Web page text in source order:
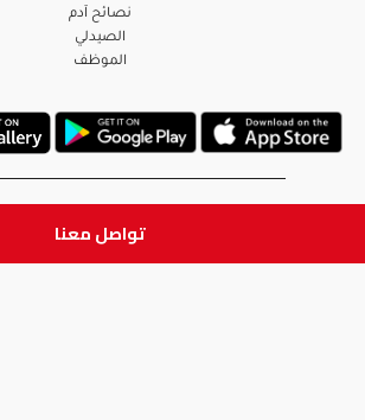
تواصل معنا
نصائح آدم
الصيدلي
الموظف